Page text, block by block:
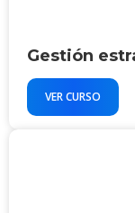
Gestión
VER CURSO